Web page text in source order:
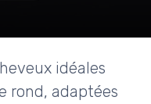
idéales
rond, adaptées